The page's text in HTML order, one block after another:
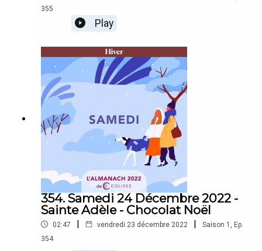
355
Play
354. Samedi 24 Décembre 2022 -
Sainte Adèle - Chocolat Noël
02:47 | vendredi 23 décembre 2022 | Saison 1 , Ep.
354